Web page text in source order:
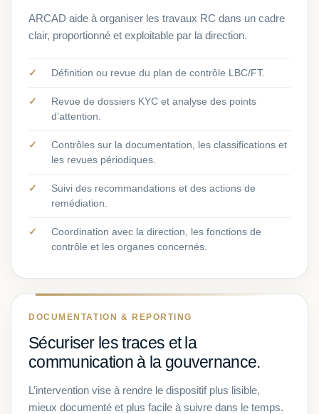
ARCAD aide à organiser les travaux RC dans un cadre
clair, proportionné et exploitable par la direction.
Définition ou revue du plan de contrôle LBC/FT.
Revue de dossiers KYC et analyse des points
d’attention.
Contrôles sur la documentation, les classifications et
les revues périodiques.
Suivi des recommandations et des actions de
remédiation.
Coordination avec la direction, les fonctions de
contrôle et les organes concernés.
DOCUMENTATION & REPORTING
Sécuriser les traces et la
communication à la gouvernance.
L’intervention vise à rendre le dispositif plus lisible,
mieux documenté et plus facile à suivre dans le temps.